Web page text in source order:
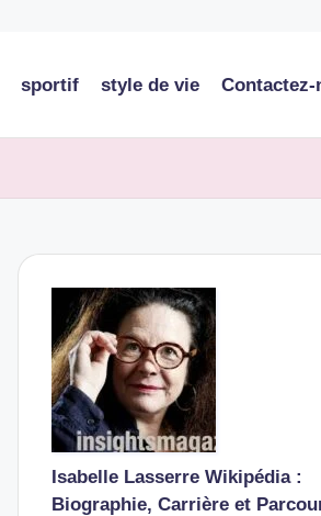
sportif style de vie Contactez-
Isabelle Lasserre Wikipédia :
Biographie, Carrière et